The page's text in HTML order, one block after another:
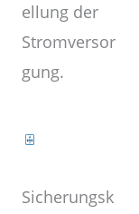
ellung der
Stromversor
gung.
Sicherungsk